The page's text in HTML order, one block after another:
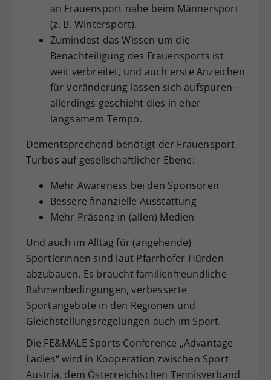
an Frauensport nahe beim Männersport
(z. B. Wintersport).
Zumindest das Wissen um die
Benachteiligung des Frauensports ist
weit verbreitet, und auch erste Anzeichen
für Veränderung lassen sich aufspüren –
allerdings geschieht dies in eher
langsamem Tempo.
Dementsprechend benötigt der Frauensport
Turbos auf gesellschaftlicher Ebene:
Mehr Awareness bei den Sponsoren
Bessere finanzielle Ausstattung
Mehr Präsenz in (allen) Medien
Und auch im Alltag für (angehende)
Sportlerinnen sind laut Pfarrhofer Hürden
abzubauen. Es braucht familienfreundliche
Rahmenbedingungen, verbesserte
Sportangebote in den Regionen und
Gleichstellungsregelungen auch im Sport.
Die FE&MALE Sports Conference „Advantage
Ladies“ wird in Kooperation zwischen Sport
Austria, dem Österreichischen Tennisverband